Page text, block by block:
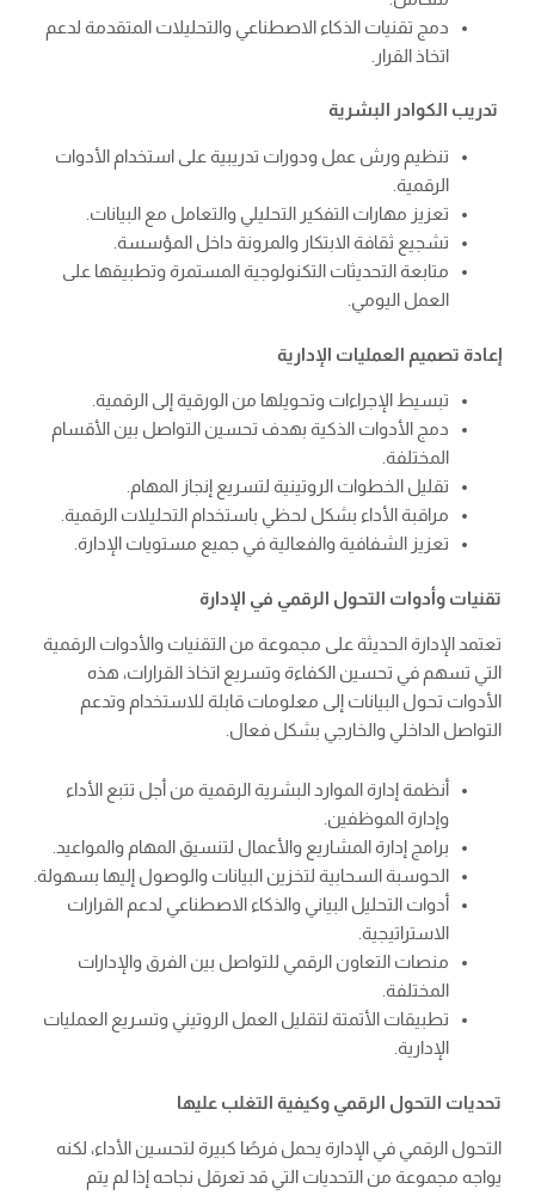
دمج تقنيات الذكاء الاصطناعي والتحليلات المتقدمة لدعم
اتخاذ القرار.
تدريب الكوادر البشرية
تنظيم ورش عمل ودورات تدريبية على استخدام الأدوات
الرقمية.
تعزيز مهارات التفكير التحليلي والتعامل مع البيانات.
تشجيع ثقافة الابتكار والمرونة داخل المؤسسة.
متابعة التحديثات التكنولوجية المستمرة وتطبيقها على
العمل اليومي.
إعادة تصميم العمليات الإدارية
تبسيط الإجراءات وتحويلها من الورقية إلى الرقمية.
دمج الأدوات الذكية بهدف تحسين التواصل بين الأقسام
المختلفة.
تقليل الخطوات الروتينية لتسريع إنجاز المهام.
مراقبة الأداء بشكل لحظي باستخدام التحليلات الرقمية.
تعزيز الشفافية والفعالية في جميع مستويات الإدارة.
تقنيات وأدوات التحول الرقمي في الإدارة
تعتمد الإدارة الحديثة على مجموعة من التقنيات والأدوات الرقمية
التي تسهم في تحسين الكفاءة وتسريع اتخاذ القرارات، هذه
الأدوات تحول البيانات إلى معلومات قابلة للاستخدام وتدعم
التواصل الداخلي والخارجي بشكل فعال.
أنظمة إدارة الموارد البشرية الرقمية من أجل تتبع الأداء
وإدارة الموظفين.
برامج إدارة المشاريع والأعمال لتنسيق المهام والمواعيد.
الحوسبة السحابية لتخزين البيانات والوصول إليها بسهولة.
أدوات التحليل البياني والذكاء الاصطناعي لدعم القرارات
الاستراتيجية.
منصات التعاون الرقمي للتواصل بين الفرق والإدارات
المختلفة.
تطبيقات الأتمتة لتقليل العمل الروتيني وتسريع العمليات
الإدارية.
تحديات التحول الرقمي وكيفية التغلب عليها
التحول الرقمي في الإدارة يحمل فرصًا كبيرة لتحسين الأداء، لكنه
يواجه مجموعة من التحديات التي قد تعرقل نجاحه إذا لم يتم